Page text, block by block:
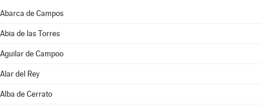
Abarca de Campos
Abia de las Torres
Aguilar de Campoo
Alar del Rey
Alba de Cerrato